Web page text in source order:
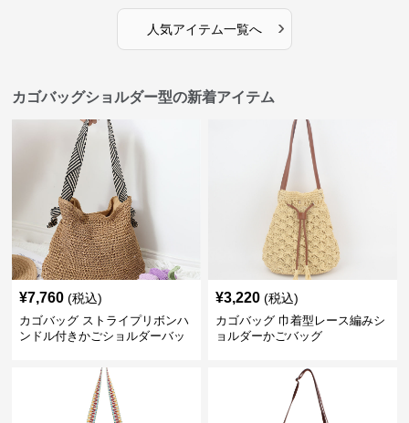
人気アイテム一覧へ ›
カゴバッグショルダー型の新着アイテム
¥7,760 (税込)
カゴバッグ ストライプリボンハ
ンドル付きかごショルダーバッ
¥3,220 (税込)
カゴバッグ 巾着型レース編みシ
ョルダーかごバッグ